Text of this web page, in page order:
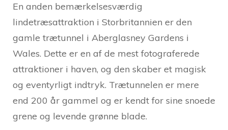
En anden bemærkelsesværdig
lindetræsattraktion i Storbritannien er den
gamle trætunnel i Aberglasney Gardens i
Wales. Dette er en af de mest fotograferede
attraktioner i haven, og den skaber et magisk
og eventyrligt indtryk. Trætunnelen er mere
end 200 år gammel og er kendt for sine snoede
grene og levende grønne blade.